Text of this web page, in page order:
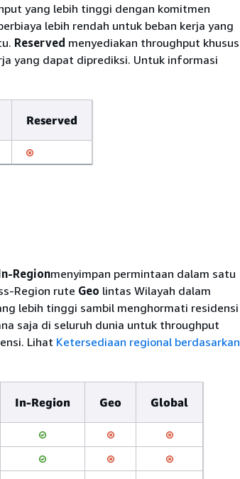
yang lebih tinggi dengan komitmen
lebih rendah untuk beban kerja yang
Reserved menyediakan throughput khusus
yang dapat diprediksi. Untuk informasi
Reserved
Regionmenyimpan permintaan dalam satu
Region rute Geo lintas Wilayah dalam
lebih tinggi sambil menghormati residensi
saja di seluruh dunia untuk throughput
Lihat Ketersediaan regional berdasarkan
In-Region Geo Global